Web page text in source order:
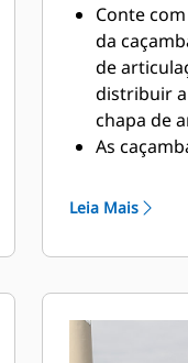
Conte
da
de
distribuir
chapa de
As
muito.
as
Solo
Leia Mais